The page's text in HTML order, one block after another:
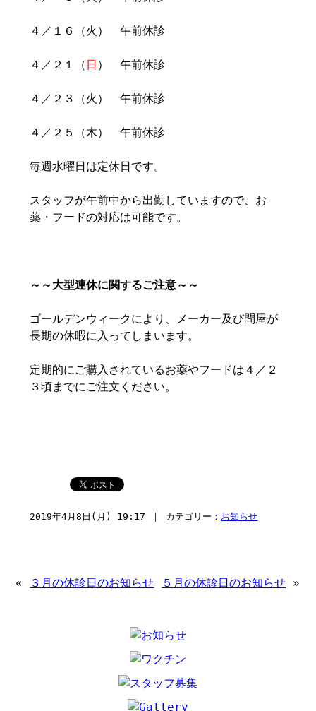
４／１６（火） 午前休診
４／２１（ 日 ） 午前休診
４／２３（火） 午前休診
４／２５（木） 午前休診
毎週水曜日は定休日です。
スタッフが午前中から出勤していますので、お
薬・フードの対応は可能です。
～～大型連休に関するご注意～～
ゴールデンウィークにより、メーカー及び問屋が
長期の休暇に入ってしまいます。
定期的にご購入されているお薬やフードは４／２
３頃までにご注文ください。
2019年4月8日(月) 19:17 ｜ カテゴリー： お知らせ
« ３月の休診日のお知らせ ５月の休診日のお知らせ »